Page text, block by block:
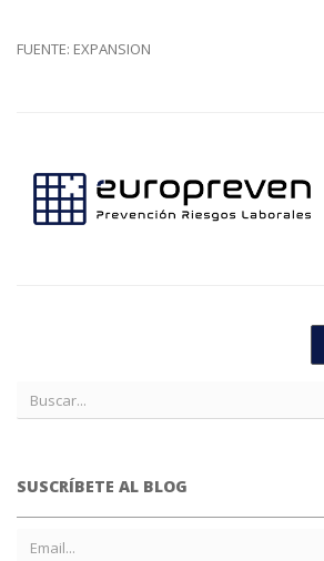
FUENTE: EXPANSION
SUSCRÍBETE AL BLOG